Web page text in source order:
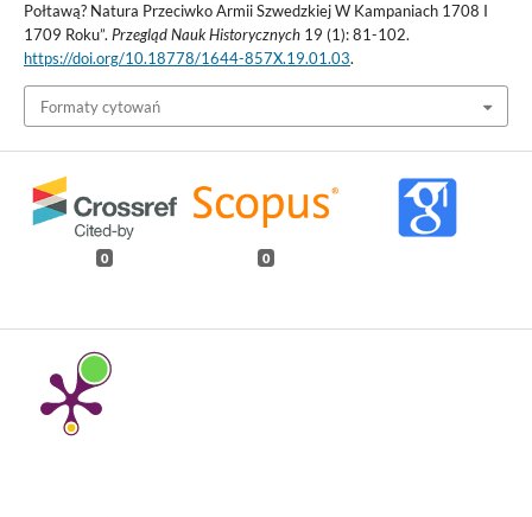
Połtawą? Natura Przeciwko Armii Szwedzkiej W Kampaniach 1708 I
1709 Roku”. Przegląd Nauk Historycznych19 (1): 81-102.
https://doi.org/10.18778/1644-857X.19.01.03.
Formaty cytowań
0 0